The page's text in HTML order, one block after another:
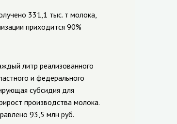
331,1 тыс. т молока,
приходится 90%
литр реализованного
и федерального
субсидия для
производства молока.
93,5 млн руб.